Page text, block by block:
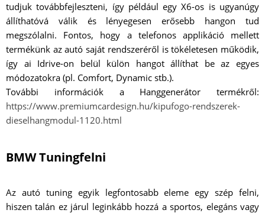
tudjuk továbbfejleszteni, így például egy X6-os is ugyanúgy
állíthatóvá válik és lényegesen erősebb hangon tud
megszólalni. Fontos, hogy a telefonos applikáció mellett
termékünk az autó saját rendszeréről is tökéletesen működik,
így ai Idrive-on belül külön hangot állíthat be az egyes
módozatokra (pl. Comfort, Dynamic stb.).
További információk a Hanggenerátor termékről:
https://www.premiumcardesign.hu/kipufogo-rendszerek-
dieselhangmodul-1120.html
BMW Tuningfelni
Az autó tuning egyik legfontosabb eleme egy szép felni,
hiszen talán ez járul leginkább hozzá a sportos, elegáns vagy